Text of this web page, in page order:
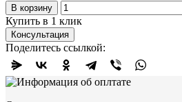
В корзину
Купить в 1 клик
Консультация
Поделитесь ссылкой: